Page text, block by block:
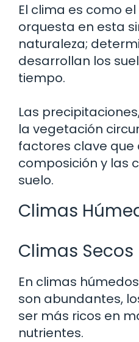
El clima es como
orquesta en esta
naturaleza;
desarrollan los
tiempo.
Las
la vegetación
factores clave que
composición y las
suelo.
Climas
Climas Secos
En climas
son abundantes,
ser más ricos en
nutrientes.